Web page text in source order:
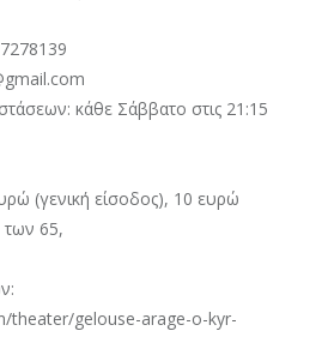
κάθε Σάββατο στις 21:15
(γενική είσοδος), 10 ευρώ
65,
theater/gelouse-arage-o-kyr-